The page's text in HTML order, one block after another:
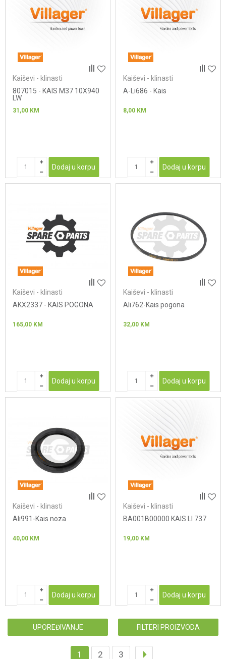
Kaiševi - klinasti
807015 - KAIS M37 10X940
LW
31,00 KM
Dodaj u korpu
Kaiševi - klinasti
A-Li686 - Kais
8,00 KM
Dodaj u korpu
Kaiševi - klinasti
AKX2337 - KAIS POGONA
165,00 KM
Dodaj u korpu
Kaiševi - klinasti
Ali762-Kais pogona
32,00 KM
Dodaj u korpu
Kaiševi - klinasti
Ali991-Kais noza
40,00 KM
Dodaj u korpu
Kaiševi - klinasti
BA001B00000 KAIS LI 737
19,00 KM
Dodaj u korpu
UPOREĐIVANJE FILTERI PROIZVODA
1 2 3